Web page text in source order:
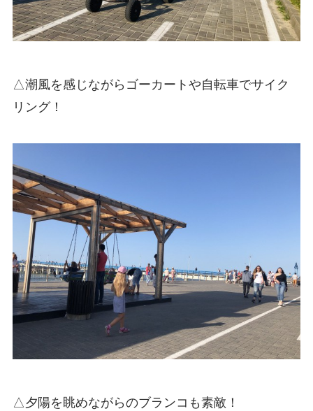
△潮風を感じながらゴーカートや自転車でサイク
リング！
△夕陽を眺めながらのブランコも素敵！